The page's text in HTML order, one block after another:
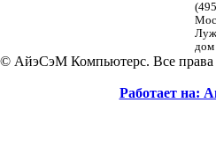
дом
© АйэСэМ Компьютерс. Все
Работает на: